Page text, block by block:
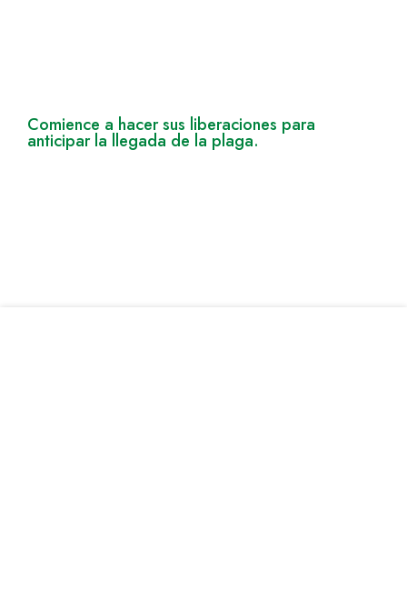
Comience a hacer sus liberaciones para
anticipar la llegada de la plaga.